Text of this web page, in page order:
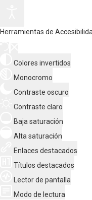
Herramientas de
Colores invertidos
Monocromo
Contraste oscuro
Contraste claro
Baja saturación
Alta saturación
Enlaces destacados
Títulos destacados
Lector de pantalla
Modo de lectura